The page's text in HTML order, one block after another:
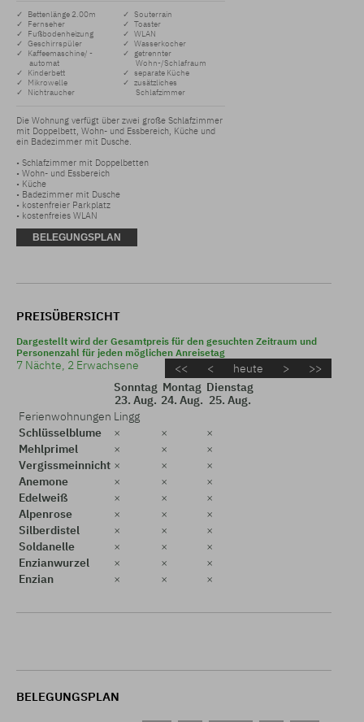
✓ Bettenlänge 2.00m
✓ Fernseher
✓ Fußbodenheizung
✓ Geschirrspüler
✓ Kaffeemaschine/ -
automat
✓ Kinderbett
✓ Mikrowelle
✓ Nichtraucher
✓ Souterrain
✓ Toaster
✓ WLAN
✓ Wasserkocher
✓ getrennter
Wohn-/Schlafraum
✓ separate Küche
✓ zusätzliches
Schlafzimmer
Die Wohnung verfügt über zwei große Schlafzimmer
mit Doppelbett, Wohn- und Essbereich, Küche und
ein Badezimmer mit Dusche.
• Schlafzimmer mit Doppelbetten
• Wohn- und Essbereich
• Küche
• Badezimmer mit Dusche
• kostenfreier Parkplatz
• kostenfreies WLAN
BELEGUNGSPLAN
PREISÜBERSICHT
Dargestellt wird der Gesamtpreis für den gesuchten Zeitraum und
Personenzahl für jeden möglichen Anreisetag
7 Nächte, 2 Erwachsene >>
>
heute
<
<<
Sonntag
23. Aug.
Montag
24. Aug.
Dienstag
25. Aug.
Ferienwohnungen Lingg
Schlüsselblume
× ×
×
Mehlprimel
× ×
×
Vergissmeinnicht × ×
×
Anemone
× ×
×
Edelweiß
× ×
×
Alpenrose
× ×
×
Silberdistel
× ×
×
Soldanelle
× ×
×
Enzianwurzel
× ×
×
Enzian
× × ×
BELEGUNGSPLAN